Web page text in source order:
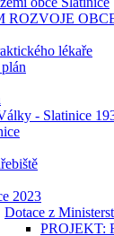
ROZVOJE
lékaře
- Slatinice
2023
Dotace z
PROJEKT: